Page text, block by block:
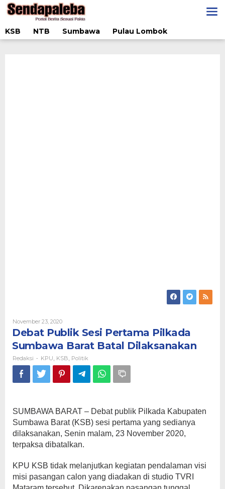
Lewati
ke
KSB
NTB Sumbawa Pulau Lombok
November 23, 2020Oleh
Redaksi
Debat Publik Sesi Pertama Pilkada
Sumbawa Barat Batal Dilaksanakan
Redaksi - KPU KSB Politik
SUMBAWA BARAT – Debat publik Pilkada Kabupaten
Sumbawa Barat (KSB) sesi pertama yang sedianya
dilaksanakan, Senin malam, 23 November 2020,
terpaksa dibatalkan.
KPU KSB tidak melanjutkan kegiatan pendalaman visi
misi pasangan calon yang diadakan di studio TVRI